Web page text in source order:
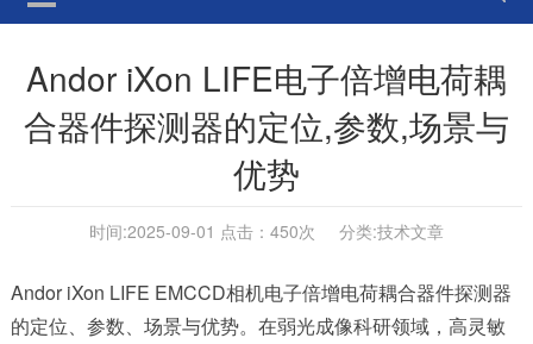
Andor iXon LIFE电子倍增电荷耦
合器件探测器的定位,参数,场景与
优势
时间:2025-09-01 点击： 450次 分类:技术文章
Andor iXon LIFE EMCCD相机电子倍增电荷耦合器件探测器
的定位、参数、场景与优势。在弱光成像科研领域，高灵敏